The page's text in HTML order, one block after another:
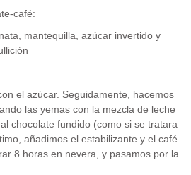
café:
mantequilla, azúcar invertido y
el azúcar. Seguidamente, hacemos
las yemas con la mezcla de leche
chocolate fundido (como si se tratara
añadimos el estabilizante y el café
8 horas en nevera, y pasamos por la